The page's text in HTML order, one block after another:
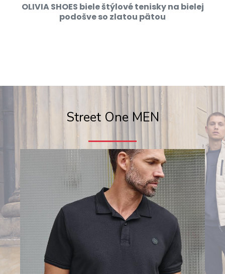
OLIVIA SHOES biele štýlové tenisky na bielej
podošve so zlatou pätou
Street One MEN